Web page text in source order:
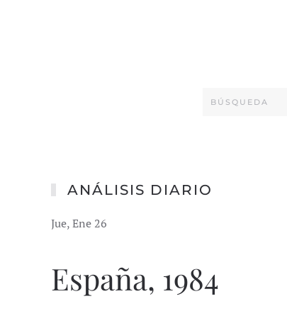
ANÁLISIS DIARIO
Jue, Ene 26
España, 1984